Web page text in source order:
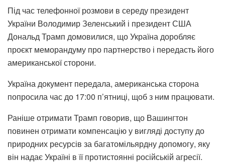
Під час телефонної розмови в середу президент
України Володимир Зеленський і президент США
Дональд Трамп домовилися, що Україна доробляє
проєкт меморандуму про партнерство і передасть його
американської сторони.
Україна документ передала, американська сторона
попросила час до 17:00 п’ятниці, щоб з ним працювати.
Раніше отримати Трамп говорив, що Вашингтон
повинен отримати компенсацію у вигляді доступу до
природних ресурсів за багатомільярдну допомогу, яку
він надає Україні в її протистоянні російській агресії.